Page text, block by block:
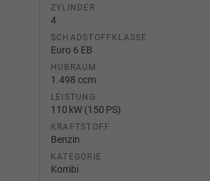
ZYLINDER
4
SCHADSTOFFKLASSE
Euro 6 EB
HUBRAUM
1.498 ccm
LEISTUNG
110 kW (150 PS)
KRAFTSTOFF
Benzin
KATEGORIE
Kombi